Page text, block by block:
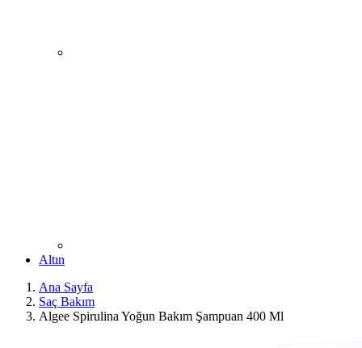
Altın
Ana Sayfa
Saç Bakım
Algee Spirulina Yoğun Bakım Şampuan 400 Ml